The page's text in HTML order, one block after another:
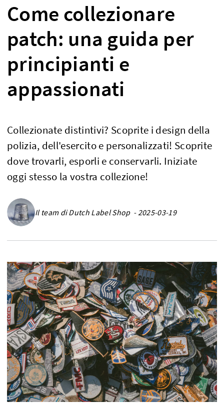
Come collezionare
patch: una guida per
principianti e
appassionati
Collezionate distintivi? Scoprite i design della
polizia, dell'esercito e personalizzati! Scoprite
dove trovarli, esporli e conservarli. Iniziate
oggi stesso la vostra collezione!
Il team di Dutch Label Shop - 2025-03-19